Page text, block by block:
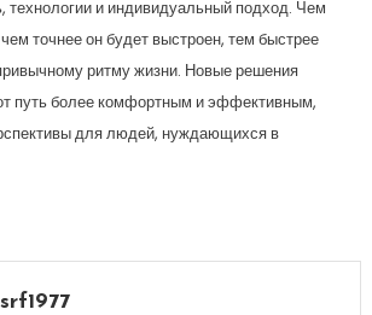
и индивидуальный подход. Чем
точнее он будет выстроен, тем быстрее
ритму жизни. Новые решения
путь более комфортным и эффективным,
для людей, нуждающихся в